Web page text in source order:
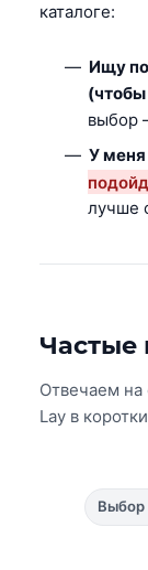
каталоге:
Ищу
(чтобы
выбор
У меня
лучше
Частые
Отвечаем
Lay в
Выбор